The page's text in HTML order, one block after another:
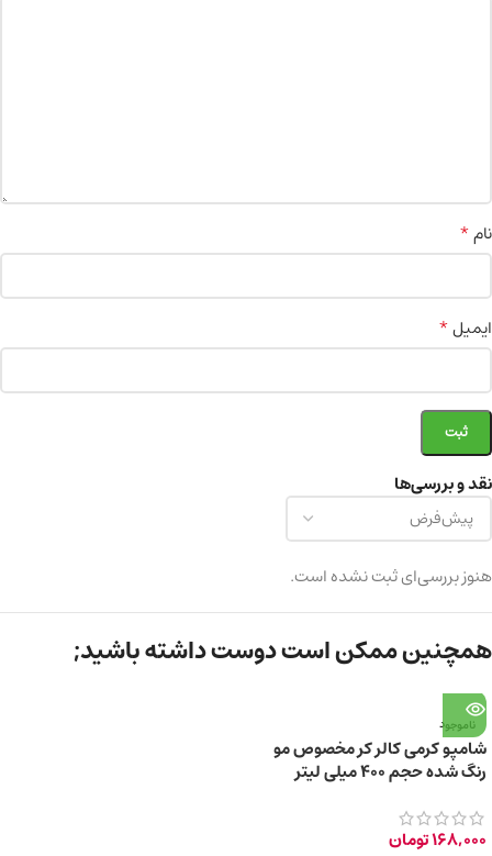
نقد و بررسی‌ها
هنوز بررسی‌ای ثبت نشده است.
نام*
ایمیل*
همچنین ممکن است دوست داشته باشید;
ناموجود
شامپو کرمی کالر کر مخصوص مو
رنگ شده حجم ۴۰۰ میلی لیتر
168,000تومان